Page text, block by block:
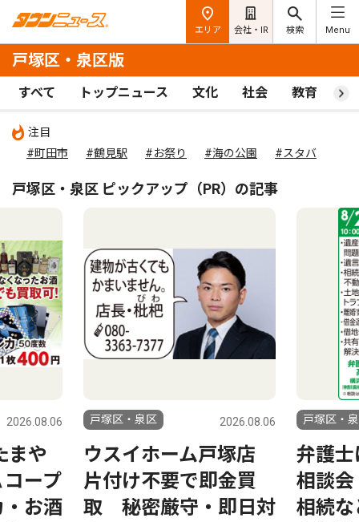
エリア 会社・IR 検索 Menu
戸塚区・泉区版
すべて トップニュース 文化 社会 教育 ス
注目
#町田市
#鶴見駅 #お祭り #海の公園 #スタバ
戸塚区・泉区 ピックアップ（PR）の記事
2026.08.06
まや
ープ
お酒
戸塚区・泉区 2026.08.06
ウスイホーム戸塚店
片付け不要で即金買
取 秘密厳守・即日対
戸塚区・
弁護
相談
相続